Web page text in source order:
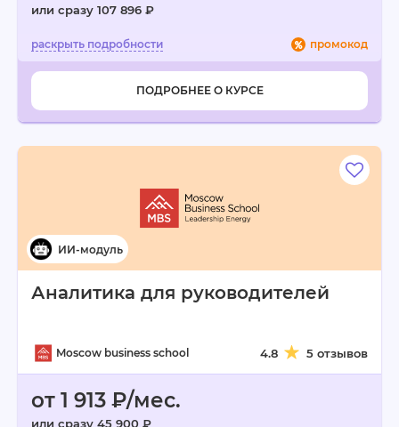
или сразу 107 896 ₽
промокод
ПОДРОБНЕЕ О КУРСЕ
Аналитика для руководителей
Moscow business school 4.8 5 отзывов
от 1 913 ₽/мес.
или сразу 45 900 ₽